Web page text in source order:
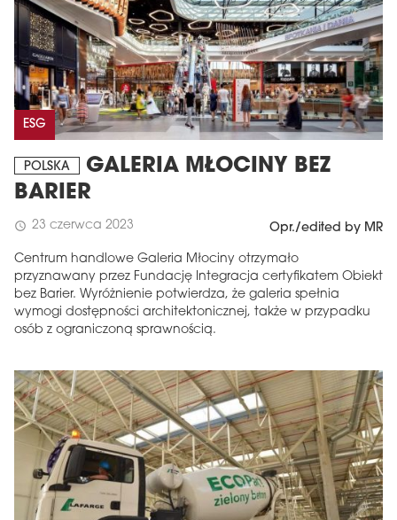
ESG
POLSKA
GALERIA MŁOCINY BEZ
BARIER
schedule 23 czerwca 2023 Opr./edited by MR
Centrum handlowe Galeria Młociny otrzymało
przyznawany przez Fundację Integracja certyfikatem Obiekt
bez Barier. Wyróżnienie potwierdza, że galeria spełnia
wymogi dostępności architektonicznej, także w przypadku
osób z ograniczoną sprawnością.